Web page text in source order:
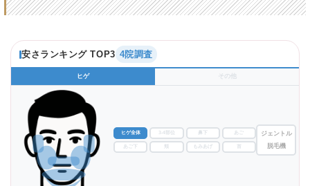
安さランキング TOP3 4院調査
ヒゲ その他
ヒゲ全体 3-4部位 鼻下 あご
あご下 もみあげ
ジェントル
脱毛機